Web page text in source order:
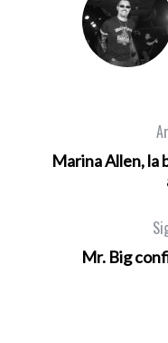
Marina Allen, la
Mr. Big